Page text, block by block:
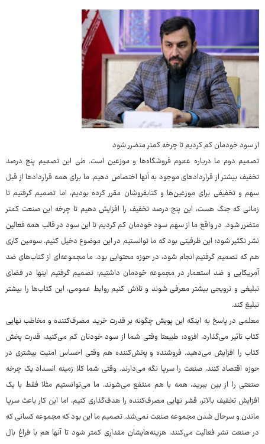
از سود خودمان کم کردیم تا چرخه کمتر متضرر شود
تصمیم دوم ما درباره عموم فروشگاه‌ها و موزعین است. طی این تصمیم پنج درصد
تخفیف بیشتر از قراردادهای موجود به آنها اختصاص دهیم. ما برای همه قراردادها از قبل
سهم و تخفیفی برای موزعین‌ها و کتابفروشان مقرر کرده بودیم، اما تصمیم گرفتیم تا
زمانی که جنگ هست، این پنج درصد تخفیف را افزایش دهیم تا چرخه این صنعت کمتر
متضرر شود. در واقع ما از سهم سود خودمان کم کردیم تا این سود در قالب همه فعالین
نشر تکثیر شود؛ این ظرفیتی بود که ما توانستیم در این موضوع دخیل کنیم. سومین کاری
هم که تصمیم گرفتیم انجام شود، در حوزه محتوایی بود. ما مجموعه‌ای از کتاب‌های ضد
آمریکایی و ضد استعمار در مجموعه خودمان داشتیم؛ تصمیم گرفتیم اینها در فضای
تبلیغی و ترویجی بیشتر معرفی شوند و تلاش کنیم روابط عمومی، این کتاب‌ها را بیشتر
تبلیغ کند.
معلمی در پاسخ به اینکه این پویش چگونه بر قدرت خرید مصرف‌کننده و مخاطب نهایی
کتاب تاثیر می‌گذارد، افزود: طبیعتا وقتی شما از سود خودتان کم می‌کنید، قدرت پخش
کتاب را افزایش می‌دهید. فروشنده و پخش‌کننده هم وقتی احساس امنیت بیشتری در
حوزه اقتصاد کنند، صنعت را سرپا نگه می‌دارند. وقتی شما کلا زمینه انسداد یک چرخه
صنعتی را از بین ببرید، همه با هم منتفع می‌شوند. ما می‌توانستیم مثلا فقط با یک
افزایش تخفیف بالاتر، قشر نهایی مصرف‌کننده را هدف‌گذاری کنیم، اما این کار باعث سرپا
ماندن و سرحال شدن مجموعه صنعت نمی‌شد. تصمیم ما این بود که مجموعه کسانی که
در صنعت نشر فعالیت می‌کنند، هزینه‌هایشان مقداری کمتر شود تا آنها هم با فراغ بال